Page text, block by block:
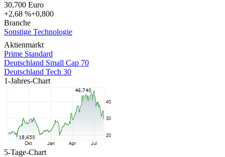
30,700 Euro
+2,68 %+0,800
Branche
Sonstige Technologie
Aktienmarkt
Prime Standard
Deutschland Small Cap 70
Deutschland Tech 30
1-Jahres-Chart
5-Tage-Chart